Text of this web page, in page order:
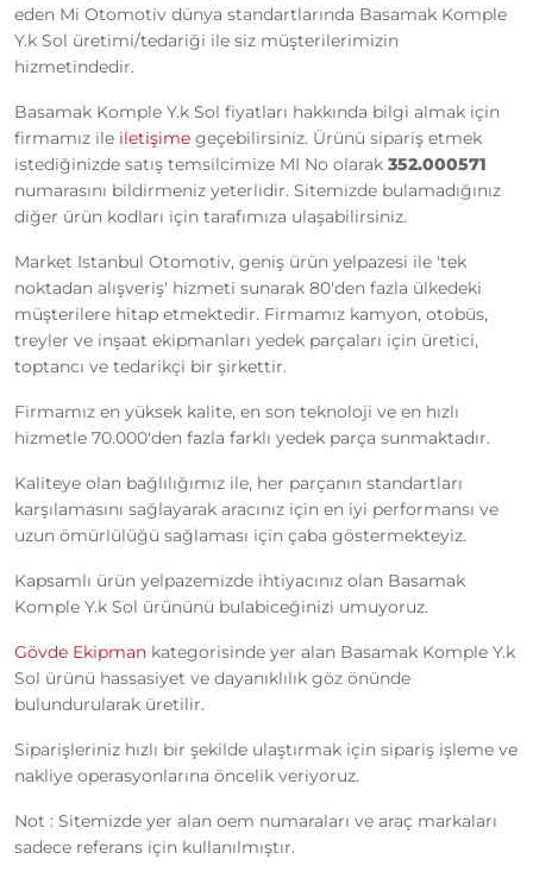
eden Mi Otomotiv dünya standartlarında Basamak Komple
Y.k Sol üretimi/tedariği ile siz müşterilerimizin
hizmetindedir.
Basamak Komple Y.k Sol fiyatları hakkında bilgi almak için
firmamız ile iletişime geçebilirsiniz. Ürünü sipariş etmek
istediğinizde satış temsilcimize MI No olarak 352.000571
numarasını bildirmeniz yeterlidir. Sitemizde bulamadığınız
diğer ürün kodları için tarafımıza ulaşabilirsiniz.
Market Istanbul Otomotiv, geniş ürün yelpazesi ile 'tek
noktadan alışveriş' hizmeti sunarak 80'den fazla ülkedeki
müşterilere hitap etmektedir. Firmamız kamyon, otobüs,
treyler ve inşaat ekipmanları yedek parçaları için üretici,
toptancı ve tedarikçi bir şirkettir.
Firmamız en yüksek kalite, en son teknoloji ve en hızlı
hizmetle 70.000'den fazla farklı yedek parça sunmaktadır.
Kaliteye olan bağlılığımız ile, her parçanın standartları
karşılamasını sağlayarak aracınız için en iyi performansı ve
uzun ömürlülüğü sağlaması için çaba göstermekteyiz.
Kapsamlı ürün yelpazemizde ihtiyacınız olan Basamak
Komple Y.k Sol ürününü bulabiceğinizi umuyoruz.
Gövde Ekipman kategorisinde yer alan Basamak Komple Y.k
Sol ürünü hassasiyet ve dayanıklılık göz önünde
bulundurularak üretilir.
Siparişleriniz hızlı bir şekilde ulaştırmak için sipariş işleme ve
nakliye operasyonlarına öncelik veriyoruz.
Not : Sitemizde yer alan oem numaraları ve araç markaları
sadece referans için kullanılmıştır.